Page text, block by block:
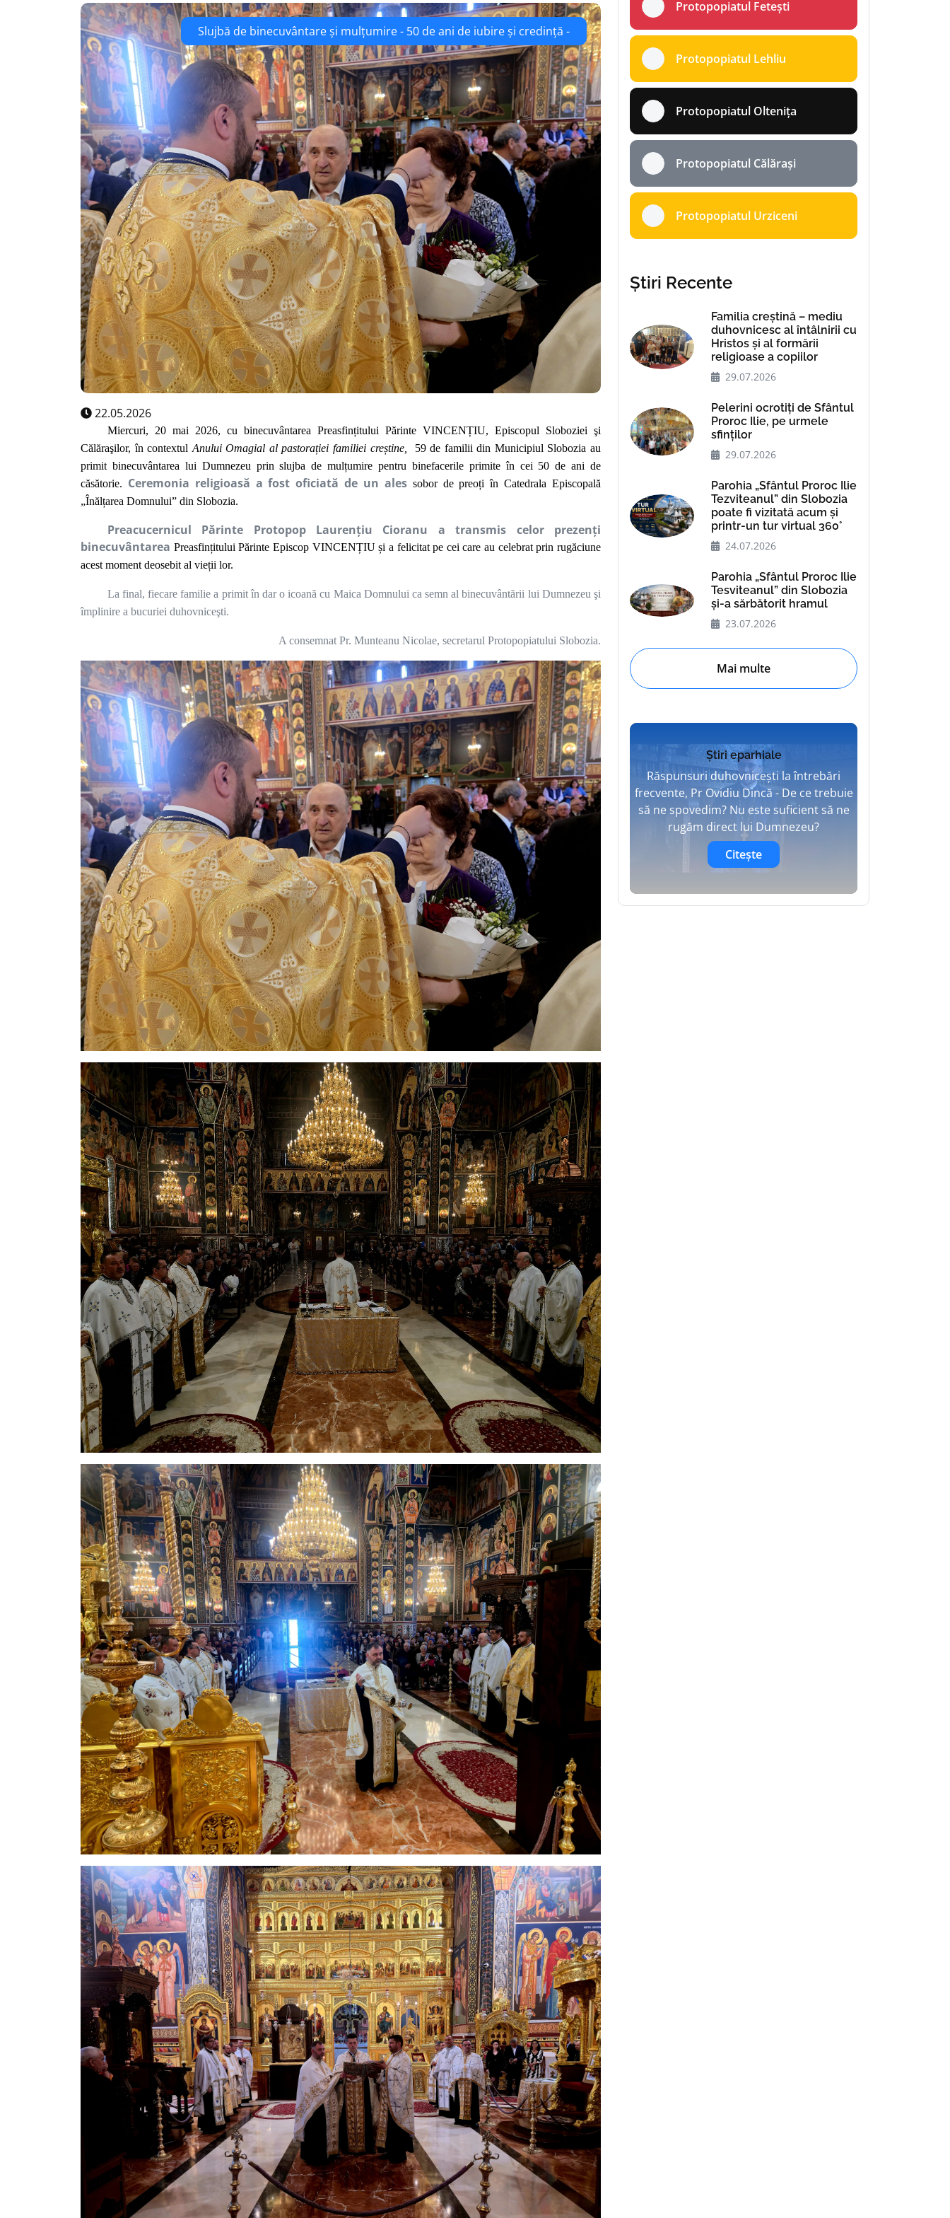
Slujbă de binecuvântare și mulțumire - 50 de ani de iubire și credință -
22.05.2026
Miercuri, 20 mai 2026, cu binecuvântarea Preasfințitului Părinte VINCENȚIU, Episcopul Sloboziei şi
Călăraşilor, în contextul Anului Omagial al pastorației familiei creștine,
59 de familii din Municipiul Slobozia au
primit binecuvântarea lui Dumnezeu prin slujba de mulțumire pentru binefacerile primite în cei 50 de ani de
căsătorie. Ceremonia religioasă a fost oficiată de un ales sobor de preoți în Catedrala Episcopală
„Înălțarea Domnului” din Slobozia.
Preacucernicul Părinte Protopop Laurențiu Cioranu a transmis celor prezenți
binecuvântarea Preasfințitului Părinte Episcop VINCENȚIU și a felicitat pe cei care au celebrat prin rugăciune
acest moment deosebit al vieții lor.
La final, fiecare familie a primit în dar o icoană cu Maica Domnului ca semn al binecuvântării lui Dumnezeu şi
împlinire a bucuriei duhovniceşti.
A consemnat Pr. Munteanu Nicolae, secretarul Protopopiatului Slobozia.
Protopopiatul Fetești
Protopopiatul Lehliu
Protopopiatul Oltenița
Protopopiatul Călărași
Protopopiatul Urziceni
Știri Recente
Familia creștină – mediu
duhovnicesc al întâlnirii cu
Hristos și al formării
religioase a copiilor
29.07.2026
Pelerini ocrotiți de Sfântul
Proroc Ilie, pe urmele
sfinților
29.07.2026
Parohia „Sfântul Proroc Ilie
Tezviteanul” din Slobozia
poate fi vizitată acum și
printr-un tur virtual 360°
24.07.2026
Parohia „Sfântul Proroc Ilie
Tesviteanul” din Slobozia
și-a sărbătorit hramul
23.07.2026
Mai multe
Știri eparhiale
Răspunsuri duhovnicești la întrebări
frecvente, Pr Ovidiu Dincă - De ce trebuie
să ne spovedim? Nu este suficient să ne
rugăm direct lui Dumnezeu?
Citește